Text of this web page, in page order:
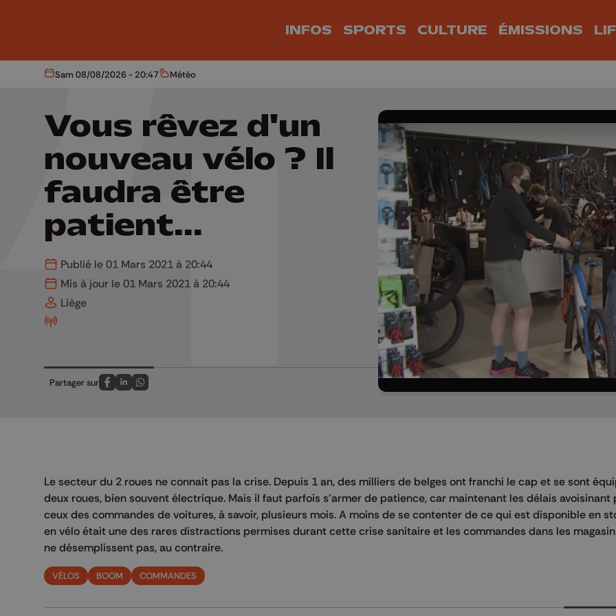
INFOS SPORTS CULTURE ÉMISSIONS
Aujourd'hui
Sam 08/08/2026 - 20:47 Météo
Météo
Vous rêvez d'un
nouveau vélo ? Il
faudra être
patient...
Publié le 01 Mars 2021 à 20:44
Mis à jour le 01 Mars 2021 à 20:44
Liège
Partager sur
Partagez sur FaceBook
Partagez sur LinkedIn
Partagez sur Whatsapp
Le secteur du 2 roues ne connait pas la crise. Depuis 1 an, des milliers de belges ont franchi le cap et se sont
deux roues, bien souvent électrique. Mais il faut parfois s'armer de patience, car maintenant les délais avoisinant
ceux des commandes de voitures, à savoir, plusieurs mois. A moins de se contenter de ce qui est disponible en
en vélo était une des rares distractions permises durant cette crise sanitaire et les commandes dans les
ne désemplissent pas, au contraire.
VÉLOS BOOM COMMANDES